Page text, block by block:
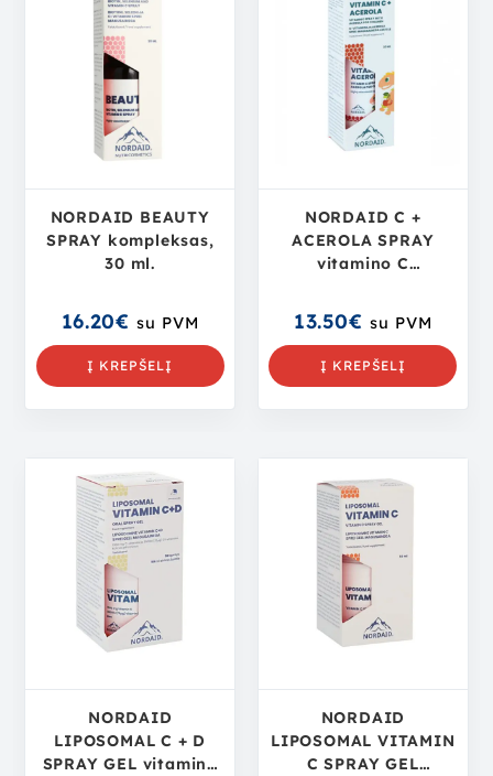
NORDAID BEAUTY
SPRAY kompleksas,
30 ml.
16.20€ su PVM
Į KREPŠELĮ
NORDAID C +
ACEROLA SPRAY
vitamino C
30 ml.
13.50€ su PVM
Į KREPŠELĮ
NORDAID
LIPOSOMAL C + D
SPRAY GEL vitaminų
NORDAID
LIPOSOMAL VITAMIN
C SPRAY GEL